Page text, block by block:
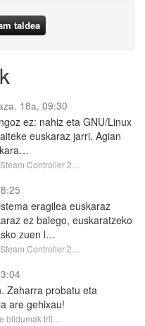
taldea
18a, 09:30
ez: nahiz eta GNU/Linux
euskaraz jarri. Agian
Controller 2…
eragilea euskaraz
ez balego, euskaratzeko
zuen l…
Controller 2…
Zaharra probatu eta
are gehixau!
bildumak tril…